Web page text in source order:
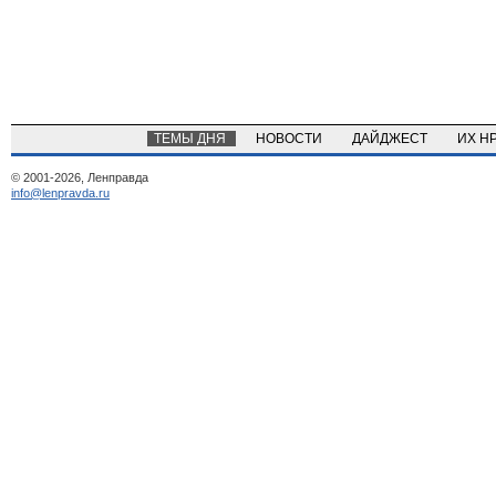
ТЕМЫ ДНЯ НОВОСТИ ДАЙДЖЕСТ ИХ
© 2001-2026, Ленправда
info@lenpravda.ru